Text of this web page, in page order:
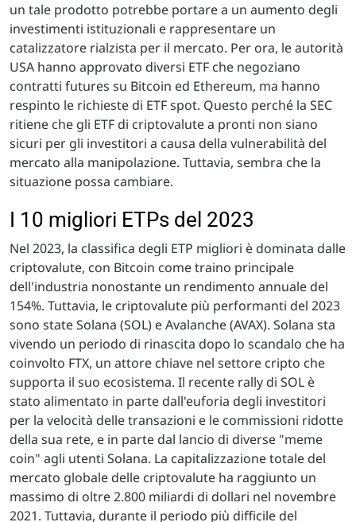
un tale prodotto potrebbe portare a un aumento degli
investimenti istituzionali e rappresentare un
catalizzatore rialzista per il mercato. Per ora, le autorità
USA hanno approvato diversi ETF che negoziano
contratti futures su Bitcoin ed Ethereum, ma hanno
respinto le richieste di ETF spot. Questo perché la SEC
ritiene che gli ETF di criptovalute a pronti non siano
sicuri per gli investitori a causa della vulnerabilità del
mercato alla manipolazione. Tuttavia, sembra che la
situazione possa cambiare.
I 10 migliori ETPs del 2023
Nel 2023, la classifica degli ETP migliori è dominata dalle
criptovalute, con Bitcoin come traino principale
dell'industria nonostante un rendimento annuale del
154%. Tuttavia, le criptovalute più performanti del 2023
sono state Solana (SOL) e Avalanche (AVAX). Solana sta
vivendo un periodo di rinascita dopo lo scandalo che ha
coinvolto FTX, un attore chiave nel settore cripto che
supporta il suo ecosistema. Il recente rally di SOL è
stato alimentato in parte dall'euforia degli investitori
per la velocità delle transazioni e le commissioni ridotte
della sua rete, e in parte dal lancio di diverse "meme
coin" agli utenti Solana. La capitalizzazione totale del
mercato globale delle criptovalute ha raggiunto un
massimo di oltre 2.800 miliardi di dollari nel novembre
2021. Tuttavia, durante il periodo più difficile del